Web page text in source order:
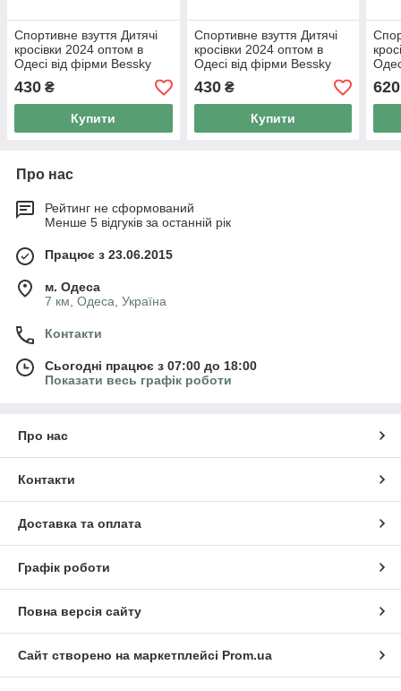
Спортивне взуття Дитячі
кросівки 2024 оптом в
Одесі від фірми Bessky
(26-31)
430 ₴
Купити
Спортивне взуття Дитячі
кросівки 2024 оптом в
Одесі від фірми Bessky
(26-31)
430₴
Купити
(26-
620
Про нас
Рейтинг не сформований
Менше 5 відгуків за останній рік
Працює з 23.06.2015
м. Одеса
7 км, Одеса, Україна
Контакти
Сьогодні працює з 07:00 до 18:00
Показати весь графік роботи
Про нас
Контакти
Доставка та оплата
Графік роботи
Повна версія сайту
Сайт створено на маркетплейсі Prom.ua